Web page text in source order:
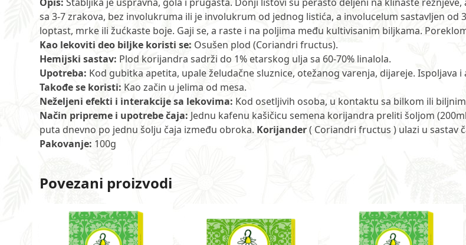
sa 3-7 zrakova, bez involukruma ili je involukrum od jednog listića, a involucelum sastavljen
loptast, mrke ili žućkaste boje. Gaji se, a raste i na poljima među kultivisanim biljkama.
Kao lekoviti deo biljke koristi se: Osušen plod (Coriandri fructus).
Hemijski sastav: Plod korijandra sadrži do 1% etarskog ulja sa 60-70% linalola.
Upotreba: Kod gubitka apetita, upale želudačne sluznice, otežanog varenja, dijareje.
Takođe se koristi: Kao začin u jelima od mesa.
Neželjeni efekti i interakcije sa lekovima: Kod osetljivih osoba, u kontaktu sa bilkom ili
Način pripreme i upotrebe čaja: Jednu kafenu kašičicu semena korijandra preliti šoljom
puta dnevno po jednu šolju čaja između obroka. Korijander( Coriandri fructus ) ulazi u sastav
Pakovanje: 100g
Povezani proizvodi